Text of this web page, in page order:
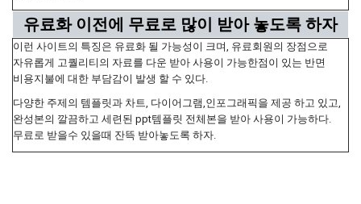
유료화 이전에 무료로 많이 받아 놓도록 하자
이런 사이트의 특징은 유료화 될 가능성이 크며, 유료회원의 장점으로
자유롭게 고퀄리티의 자료를 다운 받아 사용이 가능한점이 있는 반면
비용지불에 대한 부담감이 발생 할 수 있다.
다양한 주제의 템플릿과 차트, 다이어그램,인포그래픽을 제공 하고 있고,
완성본의 깔끔하고 세련된 ppt템플릿 전체본을 받아 사용이 가능하다.
무료로 받을수 있을때 잔뜩 받아놓도록 하자.